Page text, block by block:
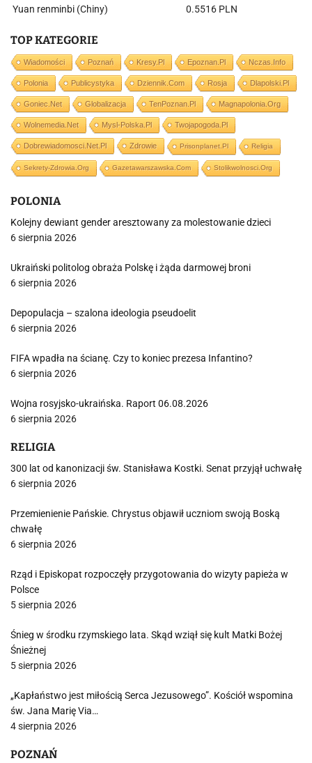
Yuan renminbi (Chiny) 0.5516 PLN
TOP KATEGORIE
Wiadomości Poznań Kresy.pl Epoznan.pl Nczas.info
Polonia Publicystyka Dziennik.com Rosja Dlapolski.pl
Goniec.net Globalizacja TenPoznan.pl Magnapolonia.org
Wolnemedia.net Mysl-Polska.pl Twojapogoda.pl
Dobrewiadomosci.net.pl Zdrowie Prisonplanet.pl Religia
Sekrety-Zdrowia.org Gazetawarszawska.com Stolikwolnosci.org
POLONIA
Kolejny dewiant gender aresztowany za molestowanie dzieci
6 sierpnia 2026
Ukraiński politolog obraża Polskę i żąda darmowej broni
6 sierpnia 2026
Depopulacja – szalona ideologia pseudoelit
6 sierpnia 2026
FIFA wpadła na ścianę. Czy to koniec prezesa Infantino?
6 sierpnia 2026
Wojna rosyjsko-ukraińska. Raport 06.08.2026
6 sierpnia 2026
RELIGIA
300 lat od kanonizacji św. Stanisława Kostki. Senat przyjął uchwałę
6 sierpnia 2026
Przemienienie Pańskie. Chrystus objawił uczniom swoją Boską
chwałę
6 sierpnia 2026
Rząd i Episkopat rozpoczęły przygotowania do wizyty papieża w
Polsce
5 sierpnia 2026
Śnieg w środku rzymskiego lata. Skąd wziął się kult Matki Bożej
Śnieżnej
5 sierpnia 2026
„Kapłaństwo jest miłością Serca Jezusowego”. Kościół wspomina
św. Jana Marię Via…
4 sierpnia 2026
POZNAŃ